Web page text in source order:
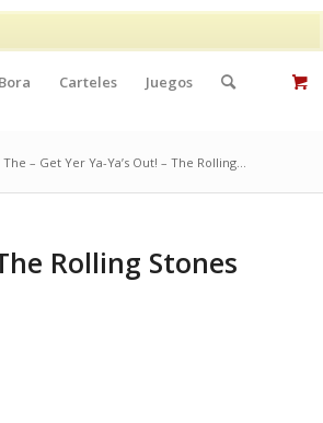
Mi cuenta Contacto
Carteles Juegos
– Get Yer Ya-Ya’s Out! – The Rolling...
Rolling Stones